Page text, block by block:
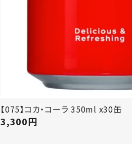
【075】コカ・コーラ 350ml x30缶
3,300円